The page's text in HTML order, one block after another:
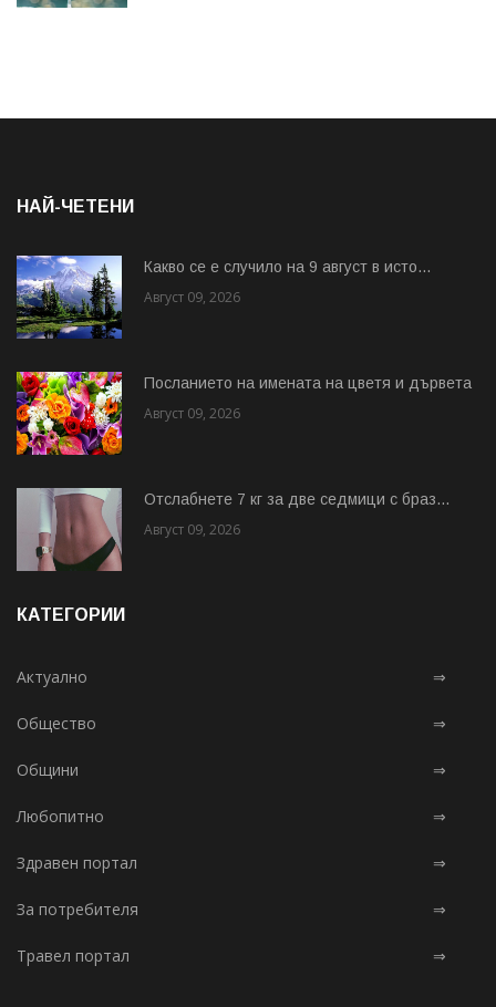
НАЙ-ЧЕТЕНИ
Какво се е случило на 9 август в исто...
Август 09, 2026
Посланието на имената на цветя и дървета
Август 09, 2026
Отслабнете 7 кг за две седмици с браз...
Август 09, 2026
КАТЕГОРИИ
Актуално ⇒
Общество ⇒
Общини ⇒
Любопитно ⇒
Здравен портал ⇒
За потребителя ⇒
Травел портал ⇒